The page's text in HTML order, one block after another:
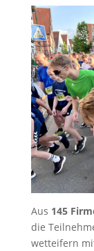
Aus 145
die
wetteifern